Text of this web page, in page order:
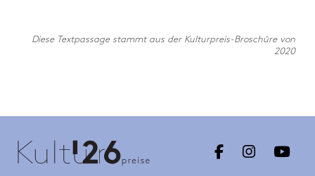
Diese Textpassage stammt aus der Kulturpreis-Broschüre von
2020